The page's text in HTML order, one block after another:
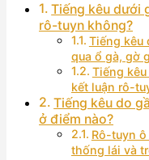
Tiếng kêu dưới
rô-tuyn không?
Tiếng kêu
qua ổ gà, gờ
Tiếng
kết luận rô-
Tiếng kêu do
ở điểm nào?
Rô-tuyn
thống lái và